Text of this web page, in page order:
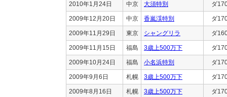
2010年1月24日 中京 大須特別 ダ
2009年12月20日 中京 香嵐渓特別 ダ
2009年11月29日 東京 シャングリラ ダ
2009年11月15日 福島 3歳上500万下 ダ
2009年10月24日 福島 小名浜特別 ダ
2009年9月6日 札幌 3歳上500万下 ダ
2009年8月16日 札幌 3歳上500万下 ダ